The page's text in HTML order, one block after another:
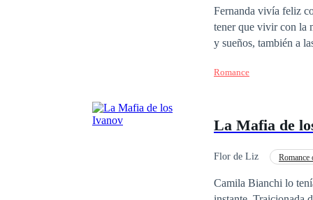
Fernanda vivía feliz
tener que vivir con la
y sueños, también a las personas
donde conocería el amor, la
venganza el que
Romance
La Mafia de
Flor de Liz Romance
Camila Bianchi lo